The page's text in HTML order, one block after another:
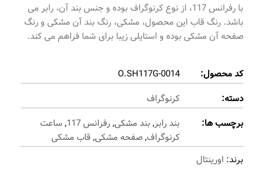
با رفرانس 117، از نوع کرنوگراف بوده و جنس بند آن، رابر می
باشد. رنگ قاب این محصول، مشکی، رنگ بند آن مشکی و رنگ
صفحه آن مشکی بوده و استایلی زیبا برای شما فراهم می کند.
کد محصول:
O.SH117G-0014
دسته:
کرنوگراف
برچسب ها:
بند رابر, بند مشکی,رفرانس 117 , ساعت
کرنوگراف,صفحه مشکی, قاب مشکی
برند: اورینتال